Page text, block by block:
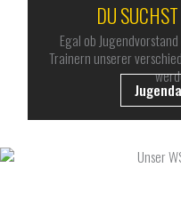
DU
Egal ob
Trainern unserer